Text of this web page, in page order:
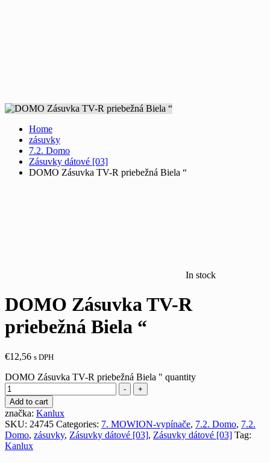
Home
zásuvky
7.2. Domo
Zásuvky dátové [03]
DOMO Zásuvka TV-R priebežná Biela “
In stock
DOMO Zásuvka TV-R
priebežná Biela “
€12,56 s DPH
DOMO Zásuvka TV-R priebežná Biela " quantity
-
+
Add to cart
značka: Kanlux
SKU: 24745 Categories: 7. MOWION-vypínače, 7.2. Domo, 7.2.
Domo, zásuvky, Zásuvky dátové [03], Zásuvky dátové [03] Tag:
Kanlux